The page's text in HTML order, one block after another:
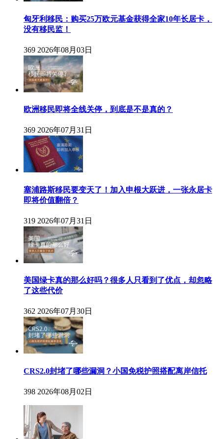
匈牙利移民：购买25万欧元基金获得全家10年长居卡，
没有移民监！
369 2026年08月03日
欧洲移民即将全线关停，到底是不是真的？
369 2026年07月31日
塞浦路斯移民要变天了！加入申根大跃进，一张永居卡
即将价值翻倍？
319 2026年07月31日
美国绿卡真的那么好吗？很多人只看到了优点，却忽略
了这些代价
362 2026年07月30日
CRS2.0封堵了哪些漏洞？小国免税护照搭配离岸信托
398 2026年08月02日